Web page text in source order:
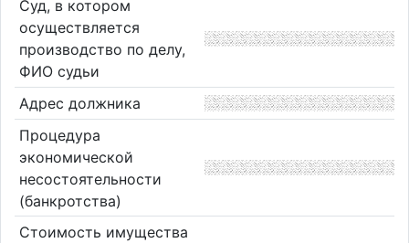
Суд, в котором
осуществляется
производство по делу,
ФИО судьи
Адрес должника
Процедура
экономической
несостоятельности
(банкротства)
Стоимость имущества